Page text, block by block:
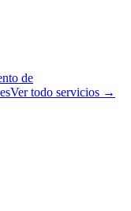
de
Ver todo servicios →